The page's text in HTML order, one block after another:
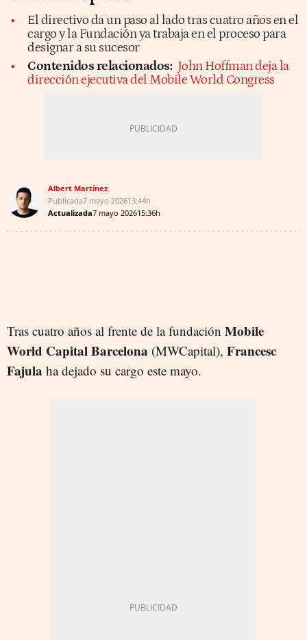
El directivo da un paso al lado tras cuatro años en el
cargo y la Fundación ya trabaja en el proceso para
designar a su sucesor
Contenidos relacionados: John Hoffman deja la
dirección ejecutiva del Mobile World Congress
Albert Martínez
Publicada7 mayo 202613:44h
Actualizada7 mayo 202615:36h
Tras cuatro años al frente de la fundación Mobile
World Capital Barcelona (MWCapital), Francesc
Fajula ha dejado su cargo este mayo.